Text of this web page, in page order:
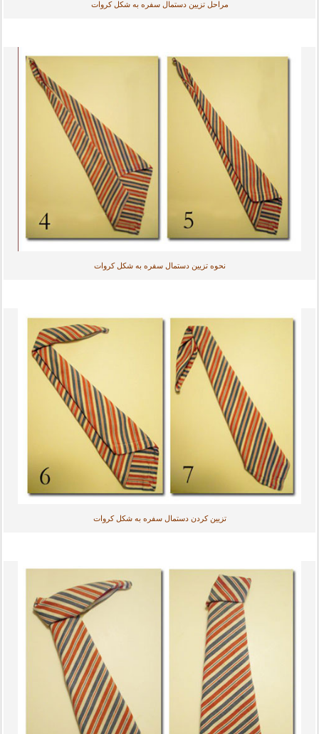
مراحل تزیین دستمال سفره به شکل کروات
نحوه تزیین دستمال سفره به شکل کروات
تزیین کردن دستمال سفره به شکل کروات